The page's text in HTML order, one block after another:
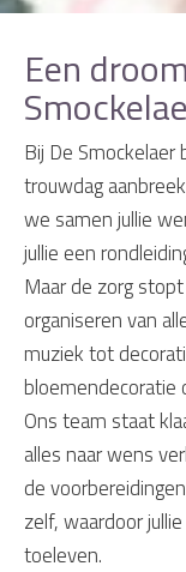
Een
Bij De
trouwdag
we samen jullie
jullie een
Maar de zorg
organiseren van
muziek tot
bloemendecoratie
Ons team staat
alles naar wens
de
zelf, waardoor
toeleven.